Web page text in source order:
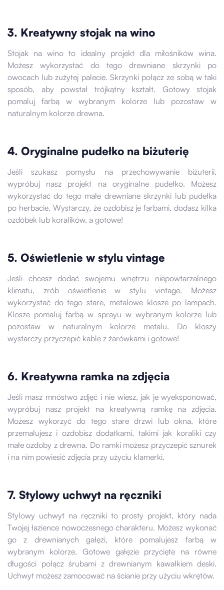
3. Kreatywny stojak na wino
Stojak na wino to idealny projekt dla miłośników wina.
Możesz wykorzystać do tego drewniane skrzynki po
owocach lub zużytej palecie. Skrzynki połącz ze sobą w taki
sposób, aby powstał trójkątny kształt. Gotowy stojak
pomaluj farbą w wybranym kolorze lub pozostaw w
naturalnym kolorze drewna.
4. Oryginalne pudełko na biżuterię
Jeśli szukasz pomysłu na przechowywanie biżuterii,
wypróbuj nasz projekt na oryginalne pudełko. Możesz
wykorzystać do tego małe drewniane skrzynki lub pudełka
po herbacie. Wystarczy, że ozdobisz je farbami, dodasz kilka
ozdóbek lub koralików, a gotowe!
5. Oświetlenie w stylu vintage
Jeśli chcesz dodać swojemu wnętrzu niepowtarzalnego
klimatu, zrób oświetlenie w stylu vintage. Możesz
wykorzystać do tego stare, metalowe klosze po lampach.
Klosze pomaluj farbą w sprayu w wybranym kolorze lub
pozostaw w naturalnym kolorze metalu. Do kloszy
wystarczy przyczepić kable z żarówkami i gotowe!
6. Kreatywna ramka na zdjęcia
Jeśli masz mnóstwo zdjęć i nie wiesz, jak je wyeksponować,
wypróbuj nasz projekt na kreatywną ramkę na zdjęcia.
Możesz wykorzyć do tego stare drzwi lub okna, które
przemalujesz i ozdobisz dodatkami, takimi jak koraliki czy
małe ozdoby z drewna. Do ramki możesz przyczepić sznurek
i na nim powiesić zdjęcia przy użyciu klamerki.
7. Stylowy uchwyt na ręczniki
Stylowy uchwyt na ręczniki to prosty projekt, który nada
Twojej łazience nowoczesnego charakteru. Możesz wykonać
go z drewnianych gałęzi, które pomalujesz farbą w
wybranym kolorze. Gotowe gałęzie przycięte na równe
długości połącz śrubami z drewnianym kawałkiem deski.
Uchwyt możesz zamocować na ścianie przy użyciu wkrętów.